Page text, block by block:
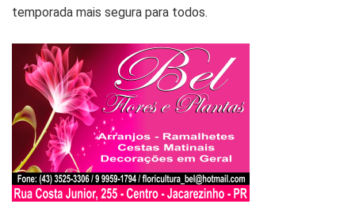
temporada mais segura para todos.